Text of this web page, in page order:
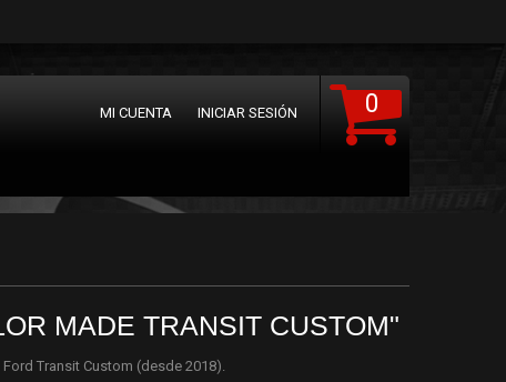
0
MI CUENTA INICIAR SESIÓN
MADE TRANSIT CUSTOM"
Transit Custom (desde 2018).